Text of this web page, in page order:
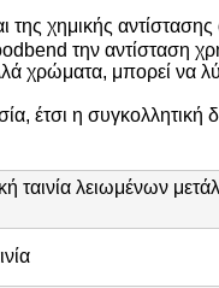
της χημικής αντίστασης
την αντίσταση
χρώματα, μπορεί να
έτσι η συγκολλητική
ταινία λειωμένων